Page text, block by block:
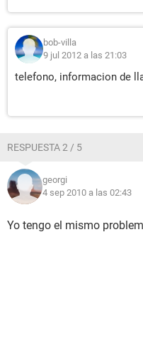
bob-villa
9 jul 2012 a las 21:03
telefono, informacion de
RESPUESTA 2 / 5
georgi
4 sep 2010 a las 02:43
Yo tengo el mismo